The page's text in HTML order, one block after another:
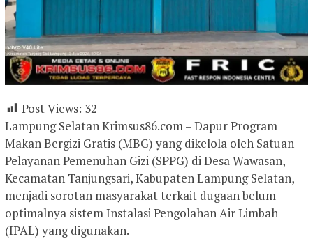
Post Views: 32
Lampung Selatan Krimsus86.com – Dapur Program
Makan Bergizi Gratis (MBG) yang dikelola oleh Satuan
Pelayanan Pemenuhan Gizi (SPPG) di Desa Wawasan,
Kecamatan Tanjungsari, Kabupaten Lampung Selatan,
menjadi sorotan masyarakat terkait dugaan belum
optimalnya sistem Instalasi Pengolahan Air Limbah
(IPAL) yang digunakan.